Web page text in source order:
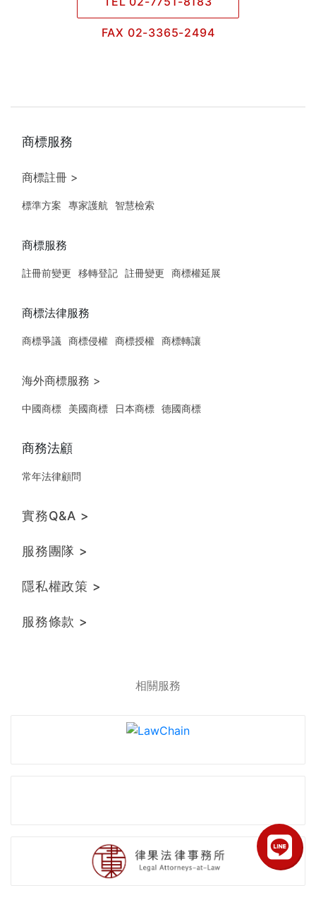
FAX 02-3365-2494
商標服務
商標註冊 >
標準方案 專家護航 智慧檢索
商標服務
註冊前變更 移轉登記 註冊變更 商標權延展
商標法律服務
商標爭議 商標侵權 商標授權 商標轉讓
海外商標服務 >
中國商標 美國商標 日本商標 德國商標
商務法顧
常年法律顧問
實務Q&A >
服務團隊 >
隱私權政策 >
服務條款 >
相關服務